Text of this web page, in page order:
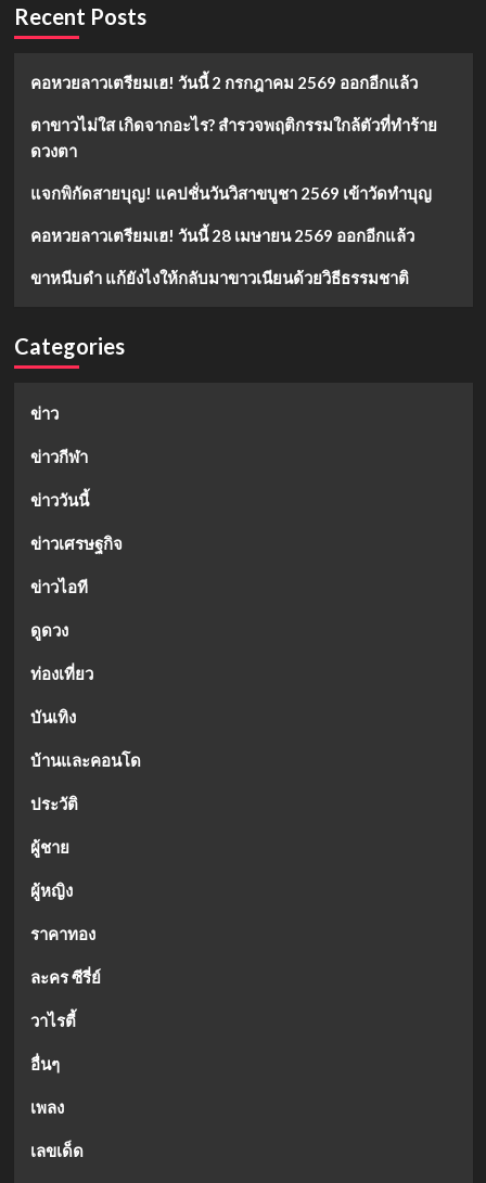
Recent Posts
คอหวยลาวเตรียมเฮ! วันนี้ 2 กรกฎาคม 2569 ออกอีกแล้ว
ตาขาวไม่ใส เกิดจากอะไร? สำรวจพฤติกรรมใกล้ตัวที่ทำร้าย
ดวงตา
แจกพิกัดสายบุญ! แคปชั่นวันวิสาขบูชา 2569 เข้าวัดทำบุญ
คอหวยลาวเตรียมเฮ! วันนี้ 28 เมษายน 2569 ออกอีกแล้ว
ขาหนีบดำ แก้ยังไงให้กลับมาขาวเนียนด้วยวิธีธรรมชาติ
Categories
ข่าว
ข่าวกีฬา
ข่าววันนี้
ข่าวเศรษฐกิจ
ข่าวไอที
ดูดวง
ท่องเที่ยว
บันเทิง
บ้านและคอนโด
ประวัติ
ผู้ชาย
ผู้หญิง
ราคาทอง
ละคร ซีรี่ย์
วาไรตี้
อื่นๆ
เพลง
เลขเด็ด